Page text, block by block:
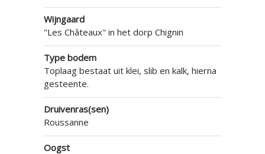
Wijngaard
"Les Châteaux" in het dorp Chignin
Type bodem
Toplaag bestaat uit klei, slib en kalk, hierna
gesteente.
Druivenras(sen)
Roussanne
Oogst